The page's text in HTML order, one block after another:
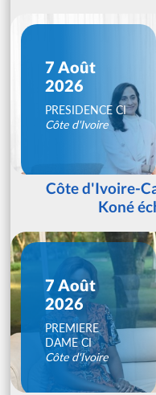
7 Août
2026
PRESIDENCE CI
Côte d'Ivoire
Côte d'Ivoire-
Koné
7 Août
2026
PREMIERE
DAME CI
Côte d'Ivoire